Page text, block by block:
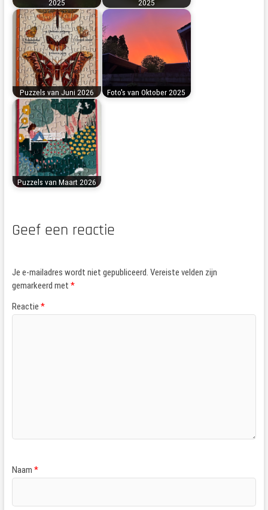
2025
2025
Puzzels van Juni 2026 Foto's van Oktober 2025
Puzzels van Maart 2026
Geef een reactie
Je e-mailadres wordt niet gepubliceerd. Vereiste velden zijn
gemarkeerd met *
Reactie *
Naam *